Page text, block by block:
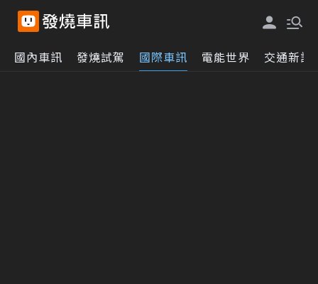
國內車訊 發燒試駕 國際車訊 電能世界 交通新訊